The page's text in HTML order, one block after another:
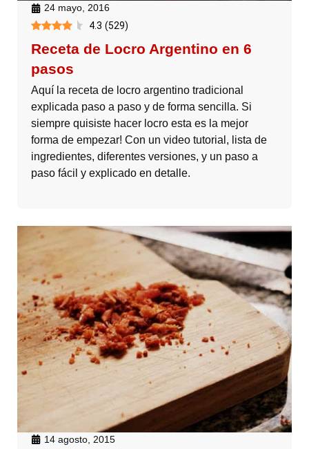
24 mayo, 2016
4.3 (529)
Receta de Locro Argentino en 6
pasos
Aquí la receta de locro argentino tradicional
explicada paso a paso y de forma sencilla. Si
siempre quisiste hacer locro esta es la mejor
forma de empezar! Con un video tutorial, lista de
ingredientes, diferentes versiones, y un paso a
paso fácil y explicado en detalle.
14 agosto, 2015